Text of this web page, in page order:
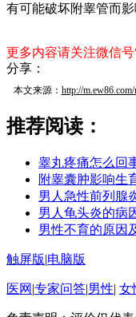
有可能破坏附睾管而
更多内容请关注微信号
分享：
本文来源： http://
推荐阅读：
睾丸疼痛怎么回
附睾囊肿影响生
男人急性前列腺
男人龟头炎的病
男性不育的原因
触屏版|电脑版
医网 |专家问答|男性| 女